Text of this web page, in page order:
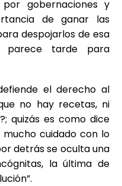
gobernaciones y
de ganar las
despojarlos de esa
parece tarde para
el derecho al
no hay recetas, ni
quizás es como dice
mucho cuidado con lo
detrás se oculta una
la última de